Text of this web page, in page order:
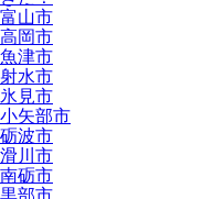
富山市
高岡市
魚津市
射水市
氷見市
小矢部市
砺波市
滑川市
南砺市
黒部市